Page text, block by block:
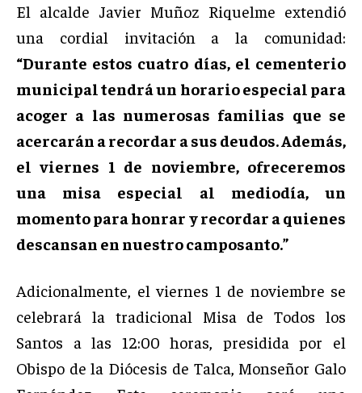
El alcalde Javier Muñoz Riquelme extendió
una cordial invitación a la comunidad:
“Durante estos cuatro días, el cementerio
municipal tendrá un horario especial para
acoger a las numerosas familias que se
acercarán a recordar a sus deudos. Además,
el viernes 1 de noviembre, ofreceremos
una misa especial al mediodía, un
momento para honrar y recordar a quienes
descansan en nuestro camposanto.”
Adicionalmente, el viernes 1 de noviembre se
celebrará la tradicional Misa de Todos los
Santos a las 12:00 horas, presidida por el
Obispo de la Diócesis de Talca, Monseñor Galo